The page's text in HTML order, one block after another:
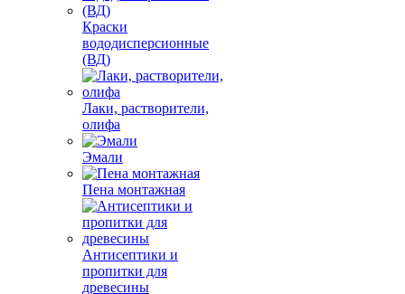
Краски
вододисперсионные
(ВД)
Лаки, растворители,
олифа
Эмали
Пена монтажная
Антисептики и
пропитки для
древесины